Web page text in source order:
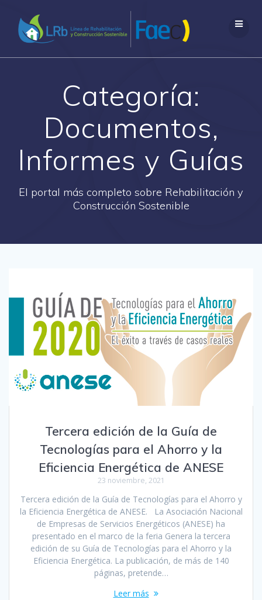
al
contenido
Categoría:
Documentos,
Informes y Guías
El portal más completo sobre Rehabilitación y
Construcción Sostenible
Tercera edición de la Guía de
Tecnologías para el Ahorro y la
Eficiencia Energética de ANESE
23 noviembre, 2021
Tercera edición de la Guía de Tecnologías para el Ahorro y
la Eficiencia Energética de ANESE. La Asociación Nacional
de Empresas de Servicios Energéticos (ANESE) ha
presentado en el marco de la feria Genera la tercera
edición de su Guía de Tecnologías para el Ahorro y la
Eficiencia Energética. La publicación, de más de 140
páginas, pretende…
Leer más